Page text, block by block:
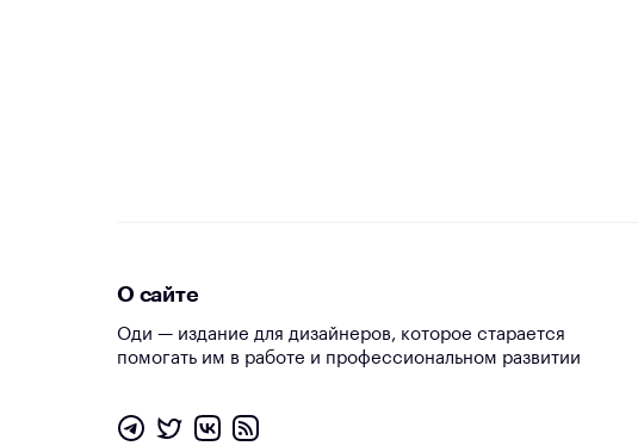
О сайте
Оди — издание для дизайнеров, которое старается
помогать им в работе и профессиональном развитии